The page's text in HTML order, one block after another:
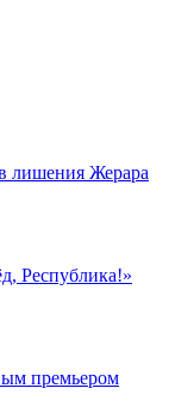
лишения Жерара
Республика!»
премьером